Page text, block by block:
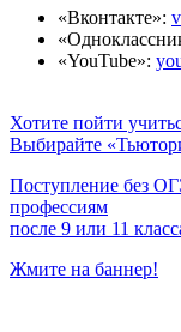
«Вконтакте»:
«YouTube»:
Хотите пойти
Выбирайте
Поступление без
профессиям
после 9 или 11
Жмите на баннер!